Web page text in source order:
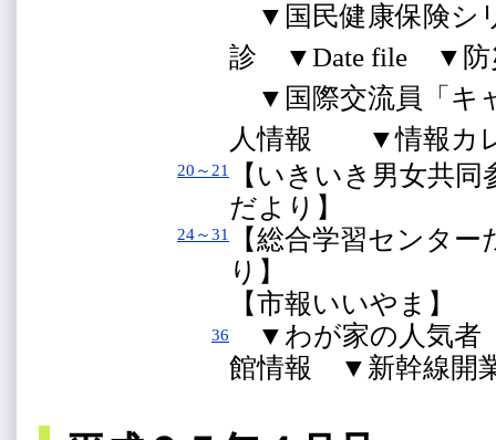
▼国民健康保険シ
診 ▼Date file ▼
▼国際交流員「キ
人情報 ▼情報カ
20～21
【いきいき男女共
だより】
24～31
【総合学習センタ
り】
36
【市報いいやま】
▼わが家の人気者
館情報 ▼新幹線開